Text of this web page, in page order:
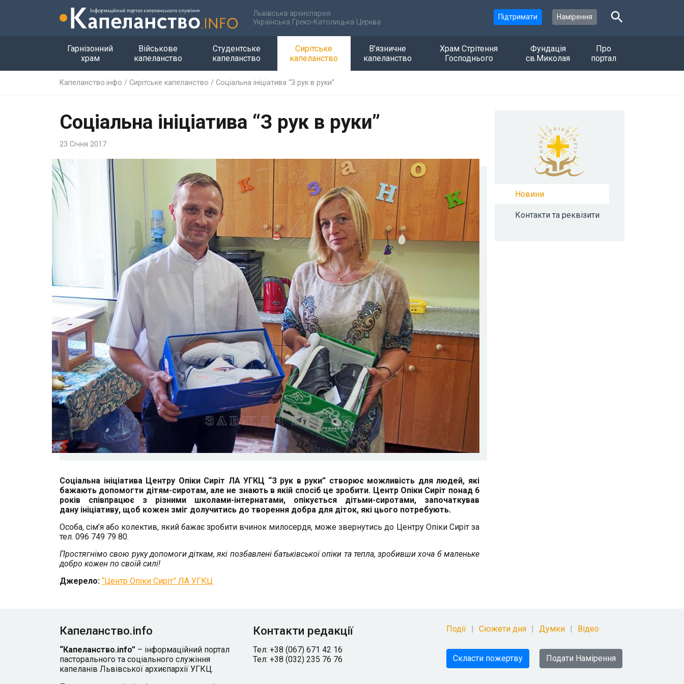
Львівська архиєпархія
Українська Греко-Католицька Церква
Підтримати Намірення
Гарнізонний
храм
Військове
капеланство
Студентське
капеланство
Сирітське
капеланство
В’язничне
капеланство
Храм Стрітення
Господнього
Фундація
св.Миколая
Про
портал
Капеланство.інфо / Сирітське капеланство / Соціальна ініціатива “З рук в руки”
Соціальна ініціатива “З рук в руки”
23 Січня 2017
Соціальна ініціатива Центру Опіки Сиріт ЛА УГКЦ “З рук в руки” створює можливість для людей, які
бажають допомогти дітям-сиротам, але не знають в якій спосіб це зробити. Центр Опіки Сиріт понад 6
років співпрацює з різними школами-інтернатами, опікується дітьми-сиротами, започаткував
дану ініціативу, щоб кожен зміг долучитись до творення добра для діток, які цього потребують.
Особа, сім’я або колектив, який бажає зробити вчинок милосердя, може звернутись до Центру Опіки Сиріт за
тел. 096 749 79 80.
Простягнімо свою руку допомоги діткам, які позбавлені батьківської опіки та тепла, зробивши хоча б маленьке
добро кожен по своїй силі!
Джерело: “Центр Опіки Сиріт” ЛА УГКЦ
Новини
Контакти та реквізити
Капеланство.info
“Капеланство.info” – інформаційний портал
пасторального та соціального служіння
капеланів Львівської архиєпархії УГКЦ.
Контакти редакції
Тел: +38 (067) 671 42 16
Тел: +38 (032) 235 76 76
Події Сюжети дня Думки Відео
Скласти пожертву Подати Намірення